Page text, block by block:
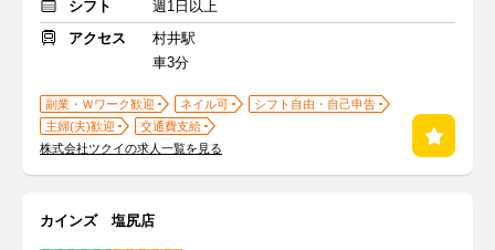
シフト
週1日以上
アクセス
村井駅
車3分
副業・Ｗワーク歓迎 ネイル可
シフト自由・自己申告
主婦(夫)歓迎
交通費支給
株式会社ツクイの求人一覧を見る
カインズ 塩尻店